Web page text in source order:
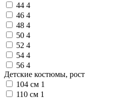
44 4
46 4
48 4
50 4
52 4
54 4
56 4
Детские костюмы, рост
104 см 1
110 см 1